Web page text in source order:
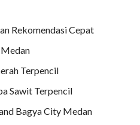
Rekomendasi Cepat
Terpencil
Sawit Terpencil
Bagya City Medan